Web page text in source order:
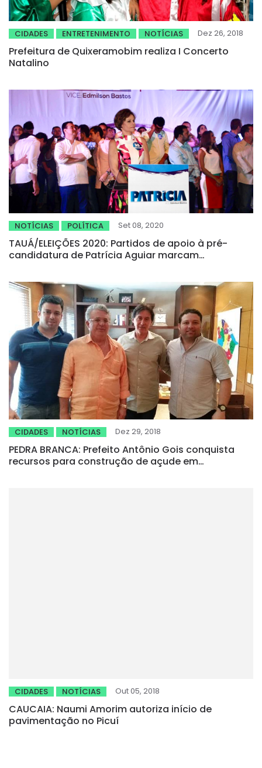
CIDADES ENTRETENIMENTO NOTÍCIAS Dez 26, 2018
Prefeitura de Quixeramobim realiza I Concerto
Natalino
NOTÍCIAS POLÍTICA Set 08, 2020
TAUÁ/ELEIÇÕES 2020: Partidos de apoio à pré-
candidatura de Patrícia Aguiar marcam
CIDADES NOTÍCIAS Dez 29, 2018
PEDRA BRANCA: Prefeito Antônio Gois conquista
recursos para construção de açude em
CIDADES NOTÍCIAS Out 05, 2018
CAUCAIA: Naumi Amorim autoriza início de
pavimentação no Picuí